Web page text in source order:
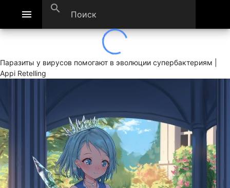
menu search
Паразиты у вирусов помогают в эволюции супербактериям |
Appi Retelling